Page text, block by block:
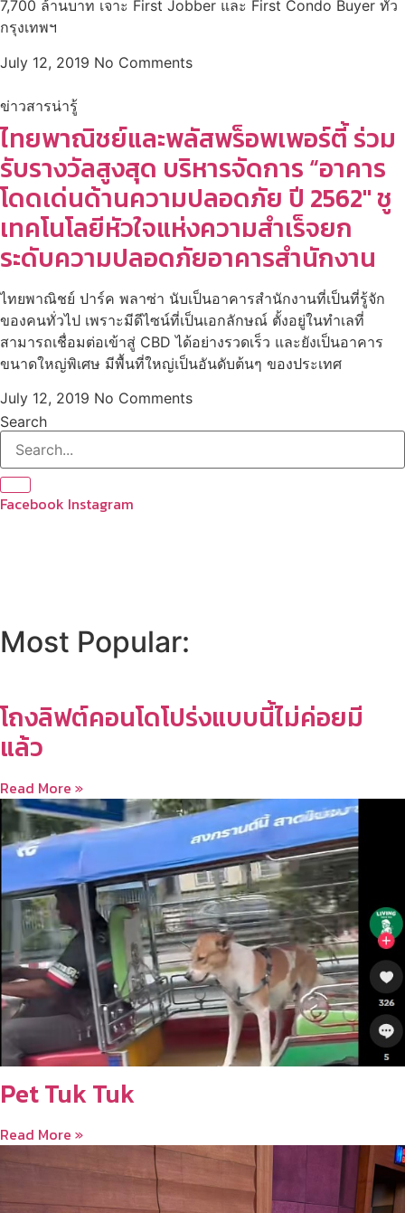
7,700 ล้านบาท เจาะ First Jobber และ First Condo Buyer ทั่ว
กรุงเทพฯ
July 12, 2019 No Comments
ข่าวสารน่ารู้
ไทยพาณิชย์และพลัสพร็อพเพอร์ตี้ ร่วม
รับรางวัลสูงสุด บริหารจัดการ “อาคาร
โดดเด่นด้านความปลอดภัย ปี 2562″ ชู
เทคโนโลยีหัวใจแห่งความสำเร็จยก
ระดับความปลอดภัยอาคารสำนักงาน
ไทยพาณิชย์ ปาร์ค พลาซ่า นับเป็นอาคารสำนักงานที่เป็นที่รู้จัก
ของคนทั่วไป เพราะมีดีไซน์ที่เป็นเอกลักษณ์ ตั้งอยู่ในทำเลที่
สามารถเชื่อมต่อเข้าสู่ CBD ได้อย่างรวดเร็ว และยังเป็นอาคาร
ขนาดใหญ่พิเศษ มีพื้นที่ใหญ่เป็นอันดับต้นๆ ของประเทศ
July 12, 2019 No Comments
Search
Facebook Instagram
Most Popular:
โถงลิฟต์คอนโดโปร่งแบบนี้ไม่ค่อยมี
แล้ว
Read More »
Pet Tuk Tuk
Read More »